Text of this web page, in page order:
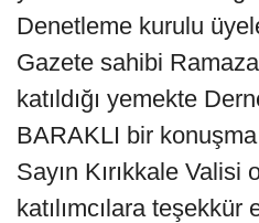
Denetleme kurulu
Gazete sahibi
katıldığı yemekte
BARAKLI bir
Sayın Kırıkkale Valisi
katılımcılara